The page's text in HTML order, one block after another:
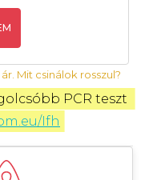
Mit csinálok rosszul?
PCR teszt
Ifh